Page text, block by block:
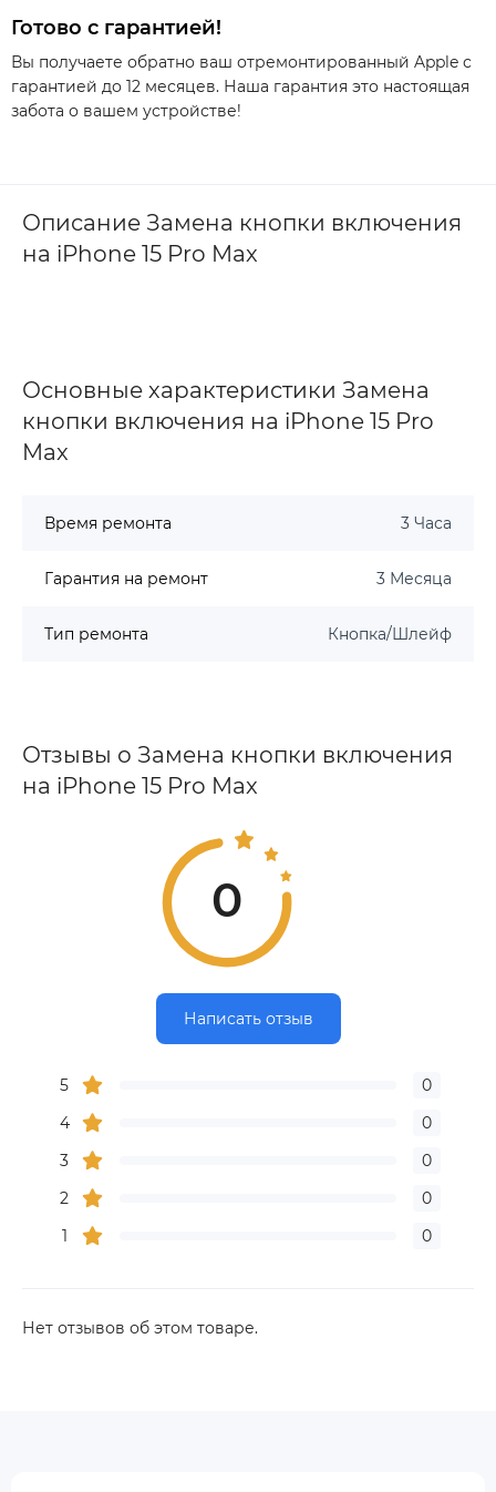
Готово с гарантией!
Вы получаете обратно ваш отремонтированный Apple с
гарантией до 12 месяцев. Наша гарантия это настоящая
забота о вашем устройстве!
Описание Замена кнопки включения
на iPhone 15 Pro Max
Основные характеристики Замена
кнопки включения на iPhone 15 Pro
Max
Время ремонта 3 Часа
Гарантия на ремонт 3 Месяца
Тип ремонта Кнопка/Шлейф
Отзывы о Замена кнопки включения
на iPhone 15 Pro Max
0
Написать отзыв
5
0
4
0
3
0
2
0
1
0
Нет отзывов об этом товаре.